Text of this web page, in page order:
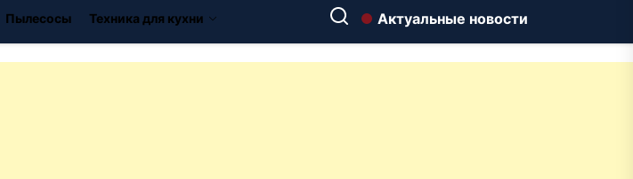
выбираем между
Пылесосы Техника для кухни Актуальные новости